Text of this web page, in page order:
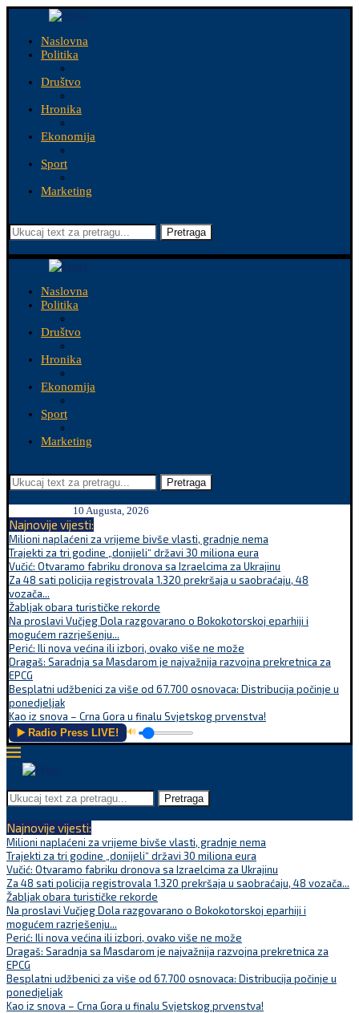
Naslovna
Politika
Društvo
Hronika
Ekonomija
Sport
Marketing
Pretraga
Naslovna
Politika
Društvo
Hronika
Ekonomija
Sport
Marketing
Pretraga
10 Augusta, 2026
Najnovije vijesti:
Milioni naplaćeni za vrijeme bivše vlasti, gradnje nema
Trajekti za tri godine „donijeli“ državi 30 miliona eura
Vučić: Otvaramo fabriku dronova sa Izraelcima za Ukrajinu
Za 48 sati policija registrovala 1.320 prekršaja u saobraćaju, 48
vozača...
Žabljak obara turističke rekorde
Na proslavi Vučjeg Dola razgovarano o Bokokotorskoj eparhiji i
mogućem razrješenju...
Perić: Ili nova većina ili izbori, ovako više ne može
Dragaš: Saradnja sa Masdarom je najvažnija razvojna prekretnica za
EPCG
Besplatni udžbenici za više od 67.700 osnovaca: Distribucija počinje u
ponedjeljak
Kao iz snova – Crna Gora u finalu Svjetskog prvenstva!
▶️ Radio Press LIVE! 🔊
Pretraga
Najnovije vijesti:
Milioni naplaćeni za vrijeme bivše vlasti, gradnje nema
Trajekti za tri godine „donijeli“ državi 30 miliona eura
Vučić: Otvaramo fabriku dronova sa Izraelcima za Ukrajinu
Za 48 sati policija registrovala 1.320 prekršaja u saobraćaju, 48 vozača...
Žabljak obara turističke rekorde
Na proslavi Vučjeg Dola razgovarano o Bokokotorskoj eparhiji i
mogućem razrješenju...
Perić: Ili nova većina ili izbori, ovako više ne može
Dragaš: Saradnja sa Masdarom je najvažnija razvojna prekretnica za
EPCG
Besplatni udžbenici za više od 67.700 osnovaca: Distribucija počinje u
ponedjeljak
Kao iz snova – Crna Gora u finalu Svjetskog prvenstva!